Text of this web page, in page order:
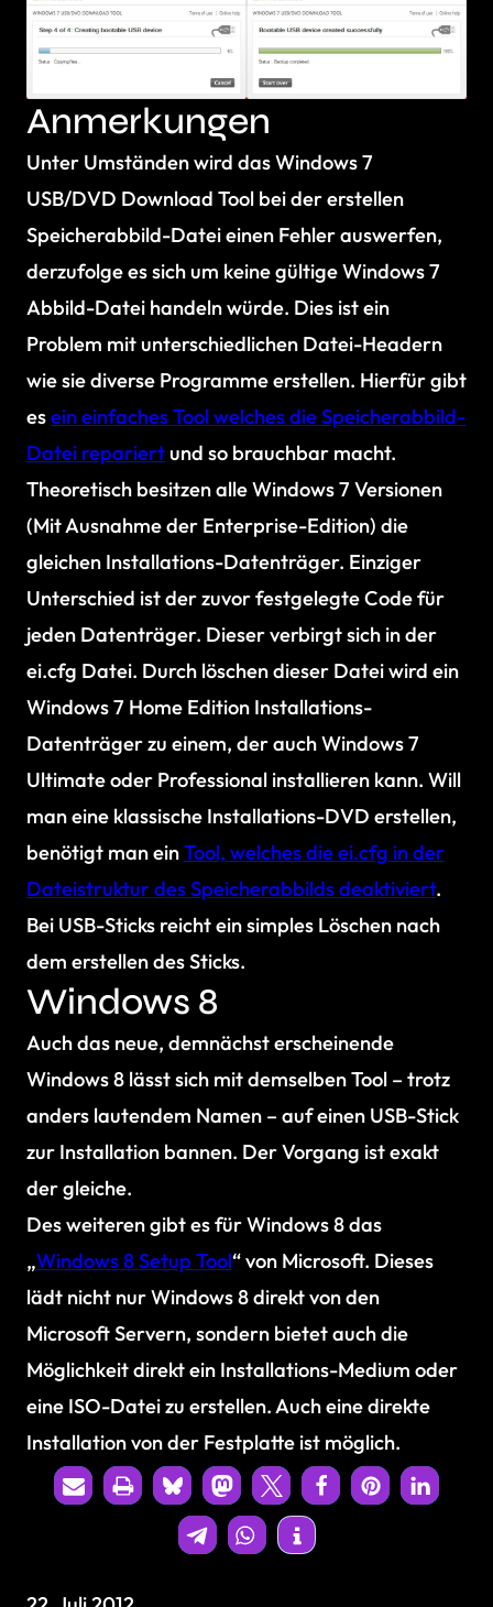
Anmerkungen
Unter Umständen wird das Windows 7
USB/DVD Download Tool bei der erstellen
Speicherabbild-Datei einen Fehler auswerfen,
derzufolge es sich um keine gültige Windows 7
Abbild-Datei handeln würde. Dies ist ein
Problem mit unterschiedlichen Datei-Headern
wie sie diverse Programme erstellen. Hierfür gibt
esein einfaches Tool welches die Speicherabbild-
Datei repariertund so brauchbar macht.
Theoretisch besitzen alle Windows 7 Versionen
(Mit Ausnahme der Enterprise-Edition) die
gleichen Installations-Datenträger. Einziger
Unterschied ist der zuvor festgelegte Code für
jeden Datenträger. Dieser verbirgt sich in der
ei.cfg Datei. Durch löschen dieser Datei wird ein
Windows 7 Home Edition Installations-
Datenträger zu einem, der auch Windows 7
Ultimate oder Professional installieren kann. Will
man eine klassische Installations-DVD erstellen,
benötigt man einTool, welches die ei.cfg in der
Dateistruktur des Speicherabbilds deaktiviert.
Bei USB-Sticks reicht ein simples Löschen nach
dem erstellen des Sticks.
Windows 8
Auch das neue, demnächst erscheinende
Windows 8 lässt sich mit demselben Tool – trotz
anders lautendem Namen – auf einen USB-Stick
zur Installation bannen. Der Vorgang ist exakt
der gleiche.
Des weiteren gibt es für Windows 8 das
„Windows 8 Setup Tool“ von Microsoft. Dieses
lädt nicht nur Windows 8 direkt von den
Microsoft Servern, sondern bietet auch die
Möglichkeit direkt ein Installations-Medium oder
eine ISO-Datei zu erstellen. Auch eine direkte
Installation von der Festplatte ist möglich.